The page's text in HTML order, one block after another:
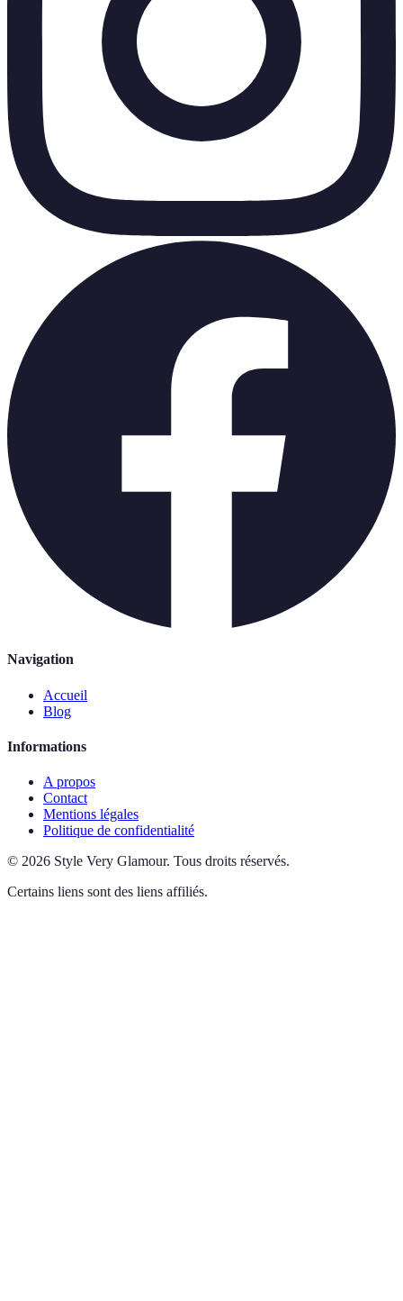
Navigation
Accueil
Blog
Informations
A propos
Contact
Mentions légales
Politique de confidentialité
© 2026 Style Very Glamour. Tous droits réservés.
Certains liens sont des liens affiliés.